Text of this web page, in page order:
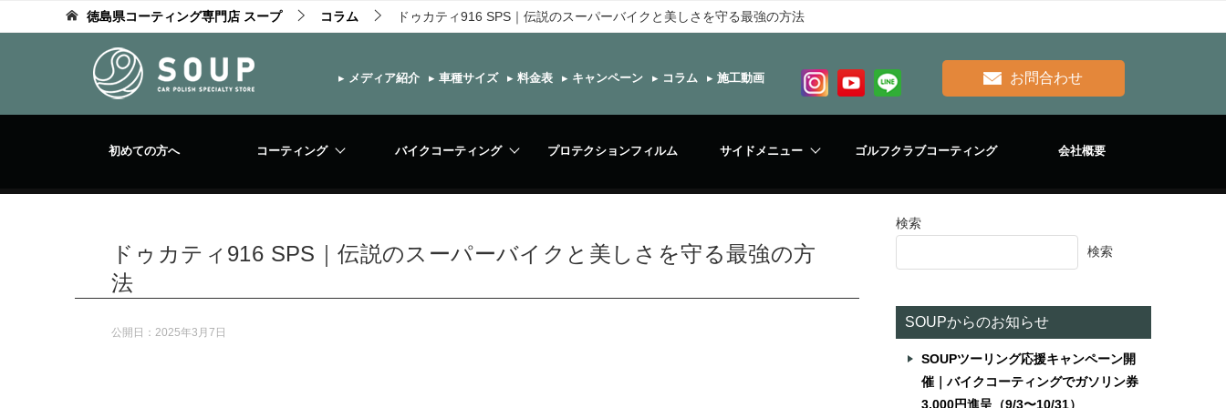
徳島県コーティング専門店 スープ コラム ドゥカティ916 SPS｜伝説のスーパーバイクと美しさを守る最強の方法
▸ メディア紹介 ▸ 車種サイズ ▸ 料金表 ▸ キャンペーン ▸ コラム ▸ 施工動画 お問合わせ
初めての方へ コーティング バイクコーティング プロテクションフィルム サイドメニュー ゴルフクラブコーティング 会社概要
ドゥカティ916 SPS｜伝説のスーパーバイクと美しさを守る最強の方
法
公開日： 2025年3月7日
検索
検索
SOUPからのお知らせ
SOUPツーリング応援キャンペーン開
催｜バイクコーティングでガソリン券
3,000円進呈（9/3〜10/31）